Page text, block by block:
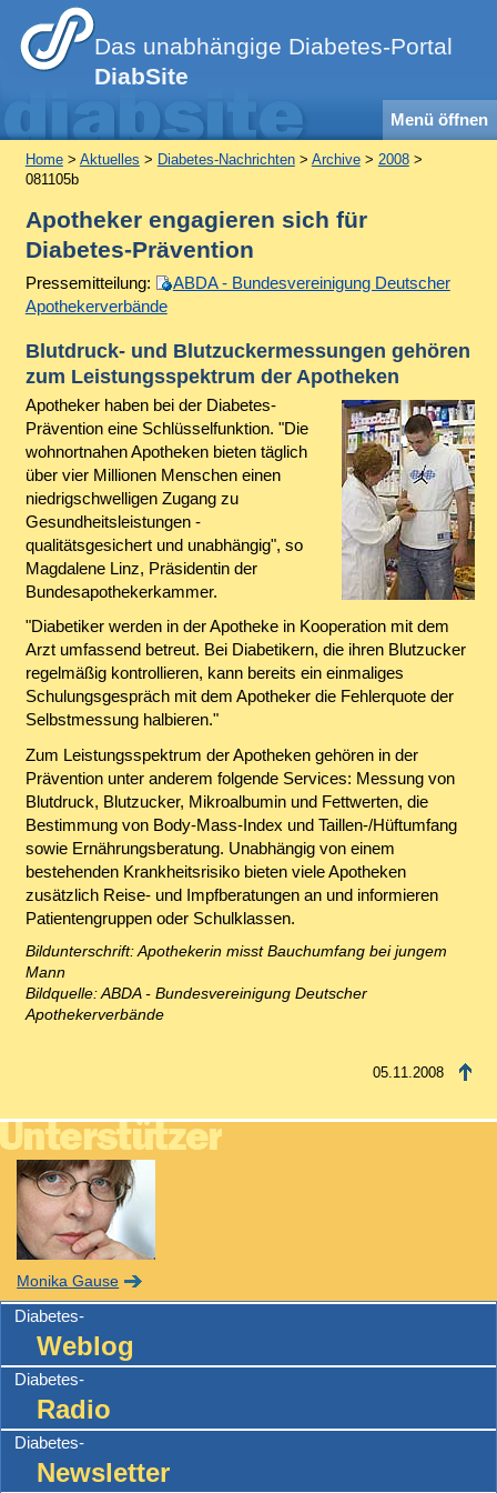
Das unabhängige Diabetes-Portal
DiabSite
Menü öffnen
Home> Aktuelles > Diabetes-Nachrichten> Archive> 2008>
081105b
Apotheker engagieren sich für
Diabetes-Prävention
Pressemitteilung:
ABDA - Bundesvereinigung Deutscher
Apothekerverbände
Blutdruck- und Blutzuckermessungen gehören
zum Leistungsspektrum der Apotheken
Apotheker haben bei der Diabetes-
Prävention eine Schlüsselfunktion. "Die
wohnortnahen Apotheken bieten täglich
über vier Millionen Menschen einen
niedrigschwelligen Zugang zu
Gesundheitsleistungen -
qualitätsgesichert und unabhängig", so
Magdalene Linz, Präsidentin der
Bundesapothekerkammer.
"Diabetiker werden in der Apotheke in Kooperation mit dem
Arzt umfassend betreut. Bei Diabetikern, die ihren Blutzucker
regelmäßig kontrollieren, kann bereits ein einmaliges
Schulungsgespräch mit dem Apotheker die Fehlerquote der
Selbstmessung halbieren."
Zum Leistungsspektrum der Apotheken gehören in der
Prävention unter anderem folgende Services: Messung von
Blutdruck, Blutzucker, Mikroalbumin und Fettwerten, die
Bestimmung von Body-Mass-Index und Taillen-/Hüftumfang
sowie Ernährungsberatung. Unabhängig von einem
bestehenden Krankheitsrisiko bieten viele Apotheken
zusätzlich Reise- und Impfberatungen an und informieren
Patientengruppen oder Schulklassen.
Bildunterschrift: Apothekerin misst Bauchumfang bei jungem
Mann
Bildquelle: ABDA - Bundesvereinigung Deutscher
Apothekerverbände
05.11.2008
Monika Gause
Diabetes-
Weblog
Diabetes-
Radio
Diabetes-
Newsletter